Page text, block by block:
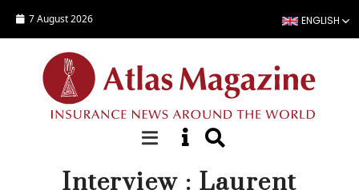
7 August 2026 ENGLISH
DOSSIER SPÉCIAL
Interview : Laurent